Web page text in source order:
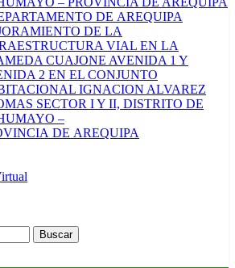
DE AREQUIPA
DE LA
VIAL EN LA
CUAJONE AVENIDA 1 Y
2 EN EL CONJUNTO
IGNACION ALVAREZ
SECTOR I Y II, DISTRITO DE
–
DE AREQUIPA